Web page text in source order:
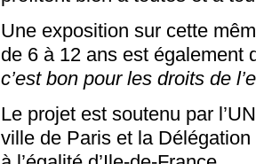
Une exposition sur cette
de 6 à 12 ans est également
c’est bon pour les droits de
Le projet est soutenu par
ville de Paris et la